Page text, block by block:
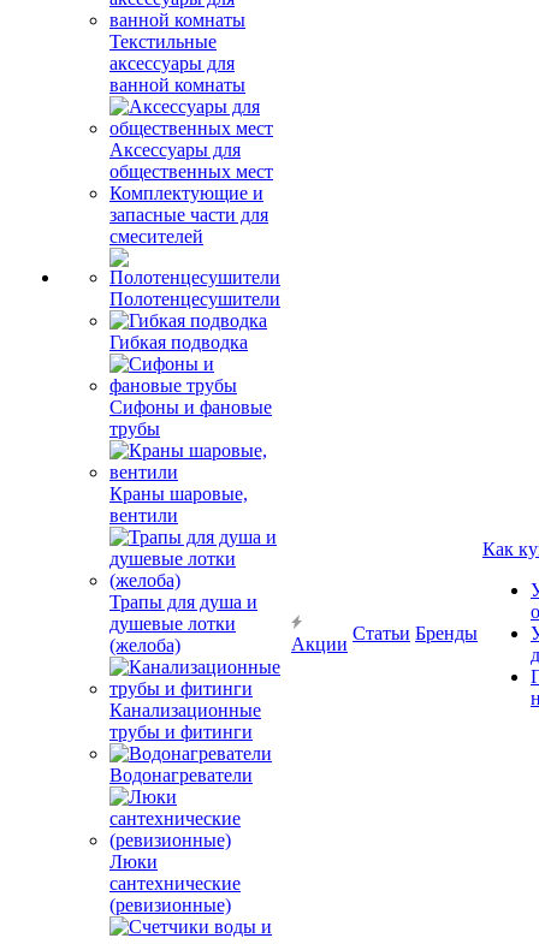
Текстильные
аксессуары для
ванной комнаты
Аксессуары для
общественных мест
Комплектующие и
запасные части для
смесителей
Полотенцесушители
Гибкая подводка
Сифоны и фановые
трубы
Краны шаровые,
вентили
Трапы для душа и
душевые лотки
(желоба)
Канализационные
трубы и фитинги
Водонагреватели
Люки
сантехнические
(ревизионные)
Акции
Статьи Бренды
Как